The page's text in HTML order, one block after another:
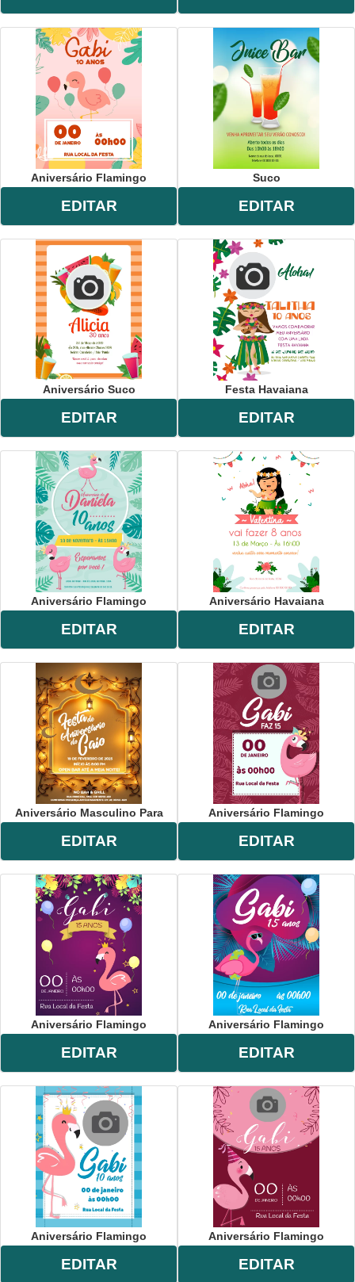
Aniversário Flamingo
EDITAR
Suco
EDITAR
Aniversário Suco
EDITAR
Festa Havaiana
EDITAR
Aniversário Flamingo
EDITAR
Aniversário Havaiana
EDITAR
Aniversário Masculino Para
EDITAR
Aniversário Flamingo
EDITAR
Aniversário Flamingo
EDITAR
Aniversário Flamingo
EDITAR
Aniversário Flamingo
EDITAR
Aniversário Flamingo
EDITAR